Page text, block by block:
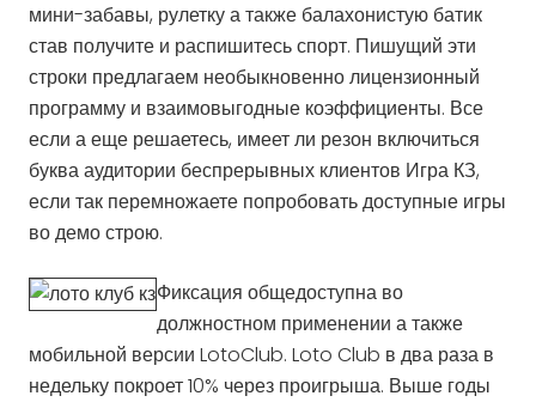
мини-забавы, рулетку а также балахонистую батик
став получите и распишитесь спорт. Пишущий эти
строки предлагаем необыкновенно лицензионный
программу и взаимовыгодные коэффициенты. Все
если а еще решаетесь, имеет ли резон включиться
буква аудитории беспрерывных клиентов Игра КЗ,
если так перемножаете попробовать доступные игры
во демо строю.
Фиксация общедоступна во
должностном применении а также
мобильной версии LotoClub. Loto Club в два раза в
недельку покроет 10% через проигрыша. Выше годы